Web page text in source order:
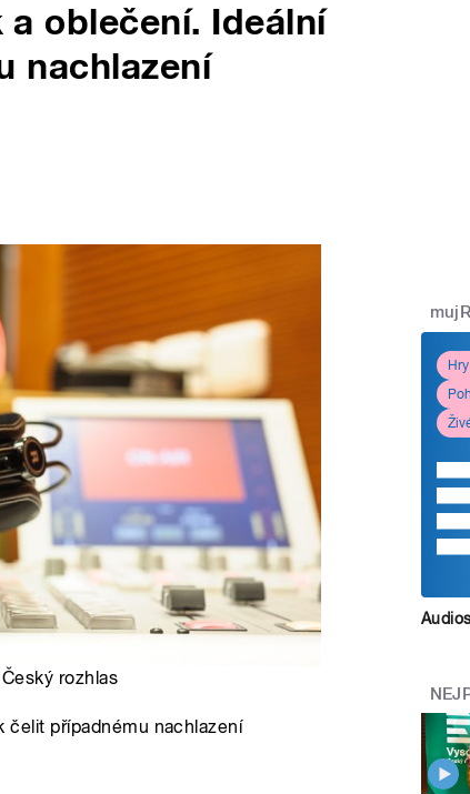
a oblečení. Ideální
nachlazení
Český rozhlas
čelit případnému nachlazení